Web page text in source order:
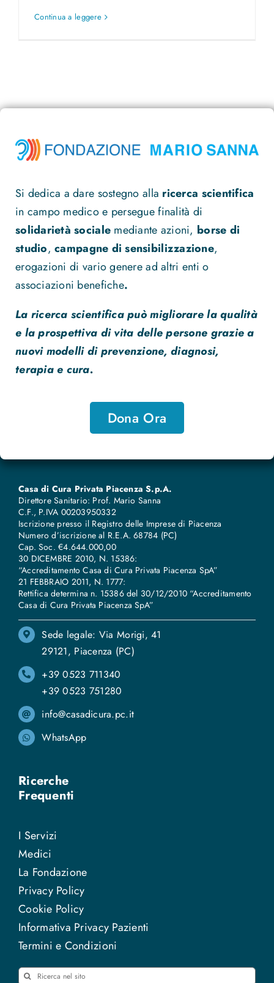
Continua a leggere
Si dedica a dare sostegno alla ricerca scientifica
in campo medico e persegue finalità di
solidarietà sociale mediante azioni, borse di
studio,campagne di sensibilizzazione,
erogazioni di vario genere ad altri enti o
associazioni benefiche.
La ricerca scientifica può migliorare la qualità
e la prospettiva di vita delle persone grazie a
nuovi modelli di prevenzione, diagnosi,
terapia e cura.
Dona Ora
Casa di Cura Privata Piacenza S.p.A.
Direttore Sanitario: Prof. Mario Sanna
C.F., P.IVA 00203950332
Iscrizione presso il Registro delle Imprese di Piacenza
Numero d’iscrizione al R.E.A. 68784 (PC)
Cap. Soc. €4.644.000,00
30 DICEMBRE 2010, N. 15386:
“Accreditamento Casa di Cura Privata Piacenza SpA”
21 FEBBRAIO 2011, N. 1777:
Rettifica determina n. 15386 del 30/12/2010 “Accreditamento
Casa di Cura Privata Piacenza SpA”
Sede legale: Via Morigi, 41
29121, Piacenza (PC)
+39 0523 711340
+39 0523 751280
info@casadicura.pc.it
WhatsApp
Ricerche
Frequenti
I Servizi
Medici
La Fondazione
Privacy Policy
Cookie Policy
Informativa Privacy Pazienti
Termini e Condizioni
Cerca